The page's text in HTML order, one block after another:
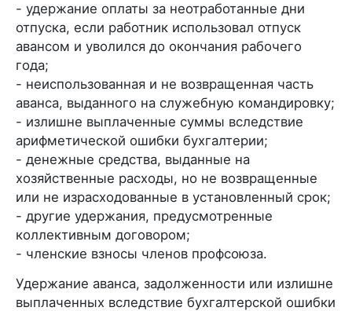
- удержание оплаты за неотработанные дни
отпуска, если работник использовал отпуск
авансом и уволился до окончания рабочего
года;
- неиспользованная и не возвращенная часть
аванса, выданного на служебную командировку;
- излишне выплаченные суммы вследствие
арифметической ошибки бухгалтерии;
- денежные средства, выданные на
хозяйственные расходы, но не возвращенные
или не израсходованные в установленный срок;
- другие удержания, предусмотренные
коллективным договором;
- членские взносы членов профсоюза.
Удержание аванса, задолженности или излишне
выплаченных вследствие бухгалтерской ошибки